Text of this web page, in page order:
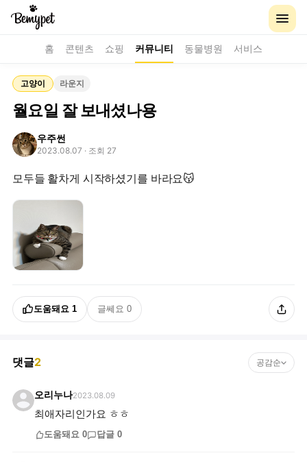
홈 콘텐츠 쇼핑 커뮤니티 동물병원 서비스
고양이 라운지
월요일 잘 보내셨나용
우주썬
2023.08.07 · 조회 27
모두들 활차게 시작하셨기를 바라요😽
도움돼요 1 글쎄요 0
댓글2 공감순
오리누나2023.08.09
최애자리인가요 ㅎㅎ
도움돼요 0 답글 0